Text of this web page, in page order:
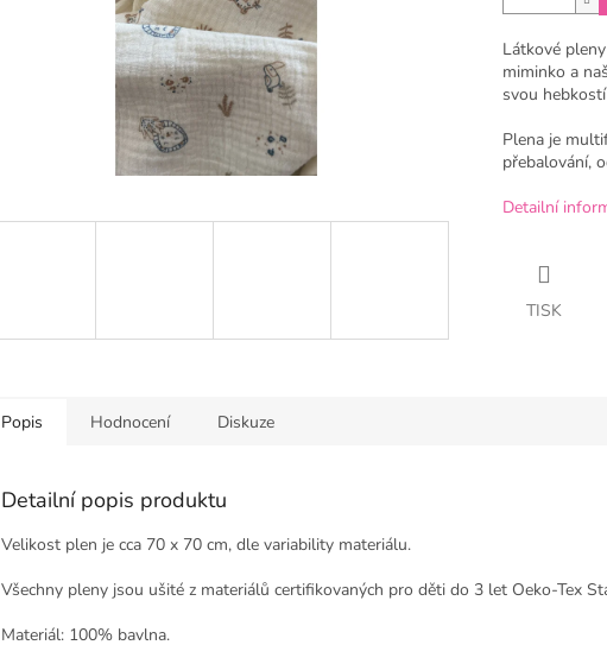
Látkové
miminko a
svou
Plena je
přebalování,
Detailní
TISK
Popis Hodnocení Diskuze
Detailní popis produktu
Velikost plen je cca 70 x 70 cm, dle variability materiálu.
Všechny pleny jsou ušité z materiálů certifikovaných pro děti do 3 let Oeko-Tex
Materiál: 100% bavlna.